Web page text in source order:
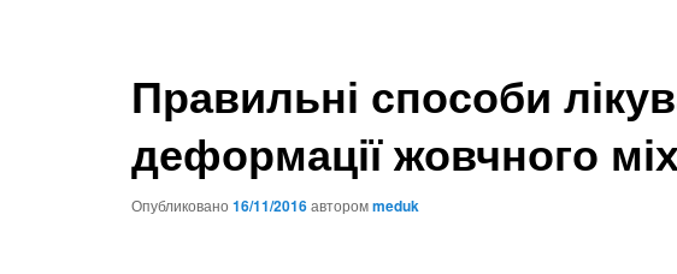
Правильні способи
деформації жовчного
Опубликовано 16/11/2016авторомmeduk